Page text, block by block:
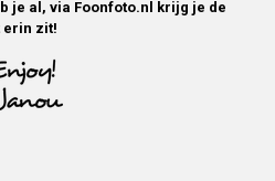
je al, via Foonfoto.nl krijg je de
erin zit!